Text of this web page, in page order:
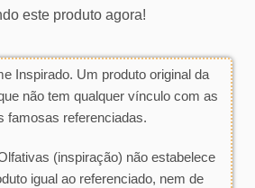
este produto agora!
Inspirado. Um produto original da
não tem qualquer vínculo com as
famosas referenciadas.
(inspiração) não estabelece
igual ao referenciado, nem de